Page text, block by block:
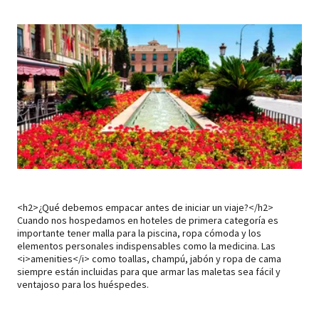
<h2>¿Qué debemos empacar antes de iniciar un viaje?</h2>
Cuando nos hospedamos en hoteles de primera categoría es
importante tener malla para la piscina, ropa cómoda y los
elementos personales indispensables como la medicina. Las
<i>amenities</i> como toallas, champú, jabón y ropa de cama
siempre están incluidas para que armar las maletas sea fácil y
ventajoso para los huéspedes.